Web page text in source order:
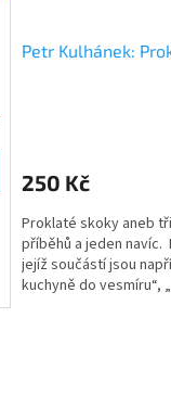
Petr Kulhánek:
250 Kč
Proklaté skoky aneb
příběhů a jeden navíc.
jejíž součástí jsou
kuchyně do vesmíru“,